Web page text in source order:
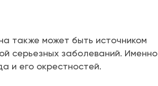
также может быть источником
серьезных заболеваний. Именно
и его окрестностей.